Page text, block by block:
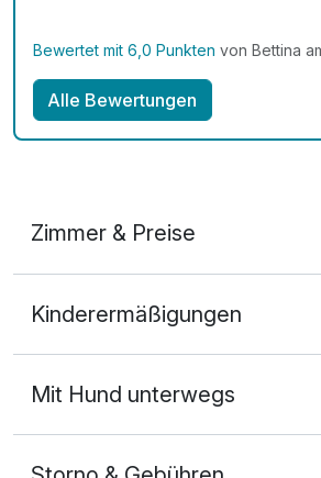
Bewertet mit 6,0 Punkten von Bettina
Alle Bewertungen
Zimmer & Preise
2 Erwachsene
Kinderermäßigungen
Mit Hund unterwegs